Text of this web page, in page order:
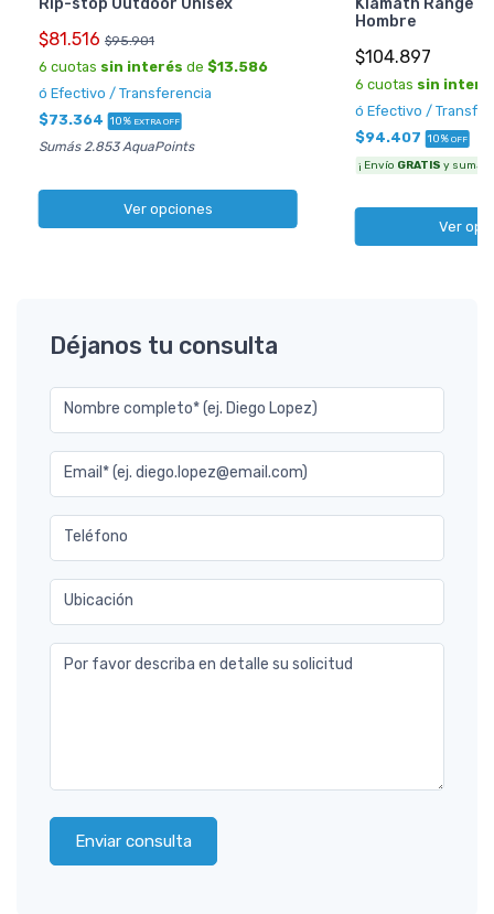
Rip-stop Outdoor Unisex
$81.516 $95.901
6 cuotas sin interés de $13.586
ó Efectivo / Transferencia
$73.364 10% EXTRA OFF
Sumás 2.853 AquaPoints
Ver opciones
Klamath Range 2
Hombre
$104.897
6 cuotas sin
ó Efectivo /
$94.407 10% OFF
¡ Envío GRATIS y sumás
Ver
Déjanos tu consulta
Nombre completo* (ej. Diego Lopez)
Email* (ej. diego.lopez@email.com)
Teléfono
Ubicación
Por favor describa en detalle su solicitud
Enviar consulta